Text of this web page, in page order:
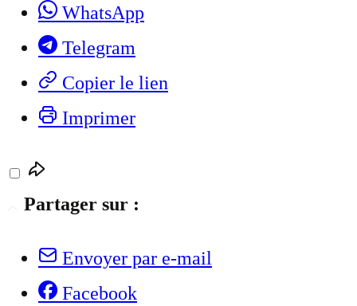
WhatsApp
Telegram
Copier le lien
Imprimer
Partager sur :
Envoyer par e-mail
Facebook